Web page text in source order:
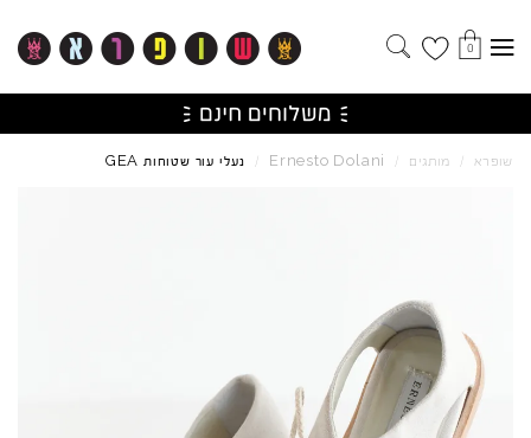
0
שופרא / מותגים /
Ernesto Dolani
/ נעלי עור שטוחות GEA